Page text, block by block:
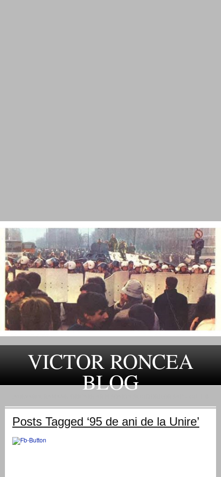
VICTOR RONCEA
BLOG
Posts Tagged ‘95 de ani de la Unire’